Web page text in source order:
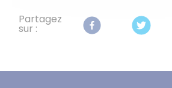
Partagez
sur :